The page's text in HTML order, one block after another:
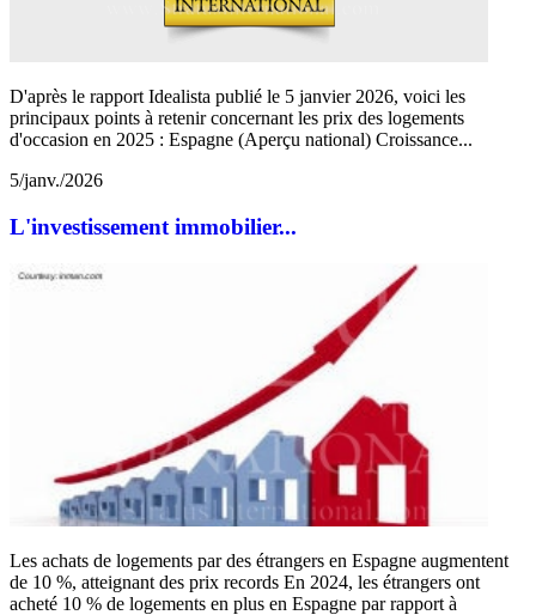
D'après le rapport Idealista publié le 5 janvier 2026, voici les
principaux points à retenir concernant les prix des logements
d'occasion en 2025 : Espagne (Aperçu national) Croissance...
5/janv./2026
L'investissement immobilier...
Les achats de logements par des étrangers en Espagne augmentent
de 10 %, atteignant des prix records En 2024, les étrangers ont
acheté 10 % de logements en plus en Espagne par rapport à